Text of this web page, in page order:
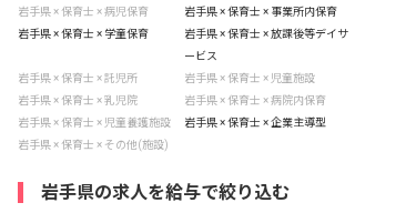
岩手県 × 保育士 × 病児保育
岩手県 × 保育士 × 事業所内保育
岩手県 × 保育士 × 学童保育
岩手県 × 保育士 × 放課後等デイサ
ービス
岩手県 × 保育士 × 託児所
岩手県 × 保育士 × 児童施設
岩手県 × 保育士 × 乳児院
岩手県 × 保育士 × 病院内保育
岩手県 × 保育士 × 児童養護施設
岩手県 × 保育士 × 企業主導型
岩手県 × 保育士 × その他(施設)
岩手県の求人を給与で絞り込む